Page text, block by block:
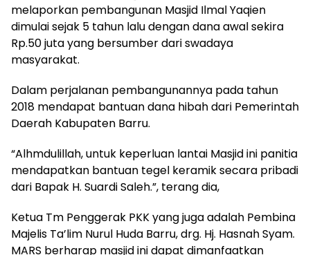
melaporkan pembangunan Masjid Ilmal Yaqien
dimulai sejak 5 tahun lalu dengan dana awal sekira
Rp.50 juta yang bersumber dari swadaya
masyarakat.
Dalam perjalanan pembangunannya pada tahun
2018 mendapat bantuan dana hibah dari Pemerintah
Daerah Kabupaten Barru.
“Alhmdulillah, untuk keperluan lantai Masjid ini panitia
mendapatkan bantuan tegel keramik secara pribadi
dari Bapak H. Suardi Saleh.”, terang dia,
Ketua Tm Penggerak PKK yang juga adalah Pembina
Majelis Ta’lim Nurul Huda Barru, drg. Hj. Hasnah Syam.
MARS berharap masjid ini dapat dimanfaatkan